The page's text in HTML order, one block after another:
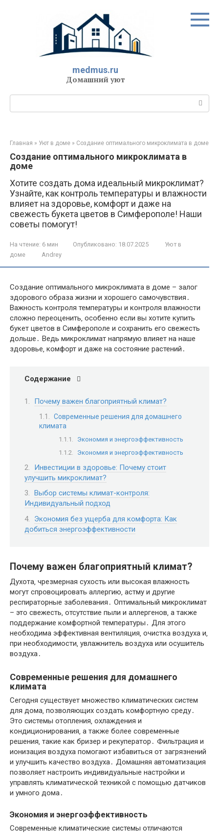
medmus.ru
Домашний уют
Главная » Уют в доме » Создание оптимального микроклимата в доме
Создание оптимального микроклимата в
доме
Хотите создать дома идеальный микроклимат?
Узнайте, как контроль температуры и влажности
влияет на здоровье, комфорт и даже на
свежесть букета цветов в Симферополе! Наши
советы помогут!
На чтение: 6 мин Опубликовано: 18.07.2025
Уют в
доме
Andrey
Создание оптимального микроклимата в доме – залог
здорового образа жизни и хорошего самочувствия․
Важность контроля температуры и контроля влажности
сложно переоценить‚ особенно если вы хотите купить
букет цветов в Симферополе и сохранить его свежесть
дольше․ Ведь микроклимат напрямую влияет на наше
здоровье‚ комфорт и даже на состояние растений․
Содержание
Почему важен благоприятный климат?
Современные решения для домашнего
климата
Экономия и энергоэффективность
Экономия и энергоэффективность
Инвестиции в здоровье: Почему стоит
улучшить микроклимат?
Выбор системы климат-контроля:
Индивидуальный подход
Экономия без ущерба для комфорта: Как
добиться энергоэффективности
Почему важен благоприятный климат?
Духота‚ чрезмерная сухость или высокая влажность
могут спровоцировать аллергию‚ астму и другие
респираторные заболевания․ Оптимальный микроклимат
– это свежесть‚ отсутствие пыли и аллергенов‚ а также
поддержание комфортной температуры․ Для этого
необходима эффективная вентиляция‚ очистка воздуха и‚
при необходимости‚ увлажнитель воздуха или осушитель
воздуха․
Современные решения для домашнего
климата
Сегодня существует множество климатических систем
для дома‚ позволяющих создать комфортную среду․
Это системы отопления‚ охлаждения и
кондиционирования‚ а также более современные
решения‚ такие как бризер и рекуператор․ Фильтрация и
ионизация воздуха помогают избавиться от загрязнений
и улучшить качество воздуха․ Домашняя автоматизация
позволяет настроить индивидуальные настройки и
управлять климатической техникой с помощью датчиков
и умного дома․
Экономия и энергоэффективность
Современные климатические системы отличаются